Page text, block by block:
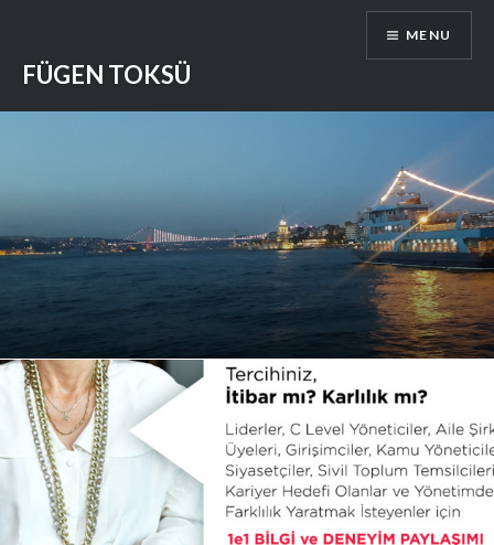
content
FÜGEN TOKSÜ
MENU